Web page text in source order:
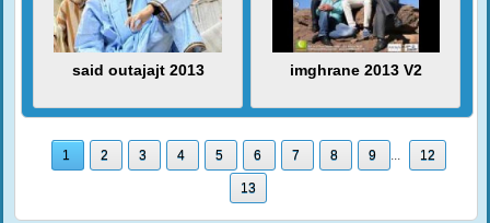
said outajajt 2013 imghrane 2013 V2
1 2 3 4 5 6 7 8 9 12
13